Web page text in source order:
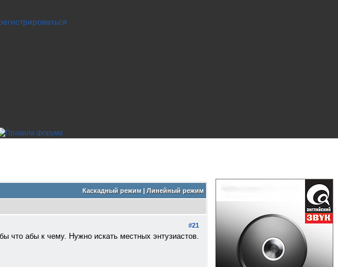
Каскадный режим| Линейный режим
#21
что абы к чему. Нужно искать местных энтузиастов.